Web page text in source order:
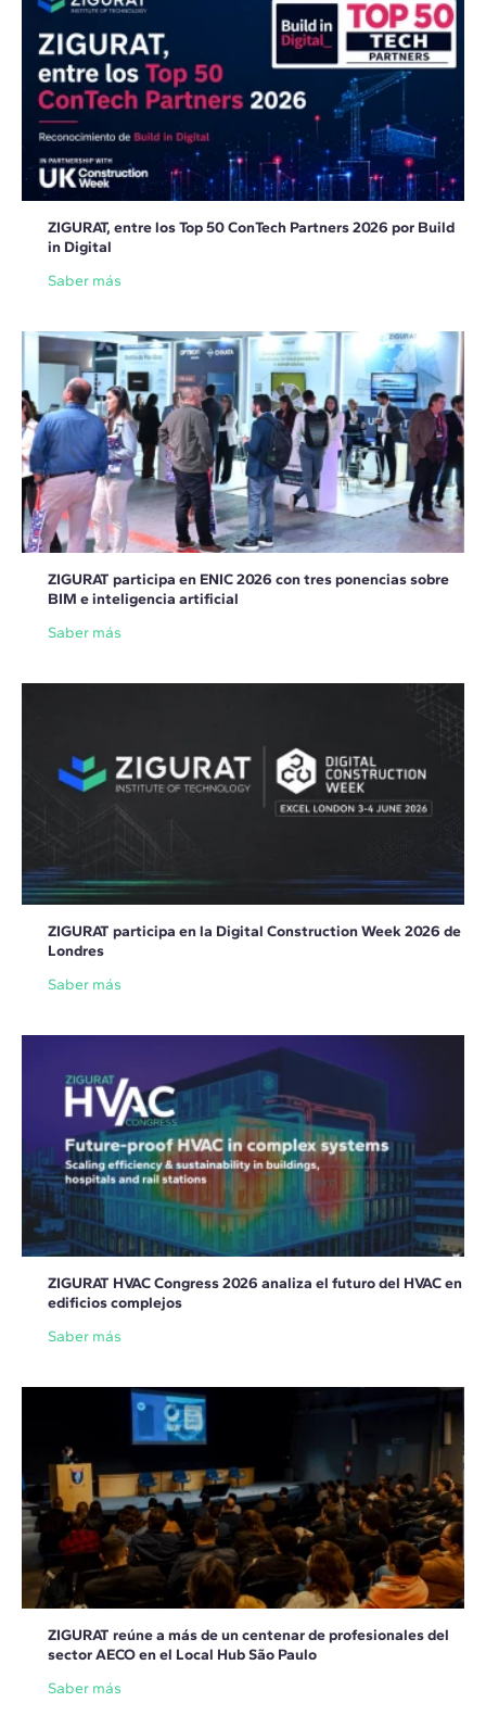
ZIGURAT, entre los Top 50 ConTech Partners 2026 por Build
in Digital
Saber más
ZIGURAT participa en ENIC 2026 con tres ponencias sobre
BIM e inteligencia artificial
Saber más
ZIGURAT participa en la Digital Construction Week 2026 de
Londres
Saber más
ZIGURAT HVAC Congress 2026 analiza el futuro del HVAC en
edificios complejos
Saber más
ZIGURAT reúne a más de un centenar de profesionales del
sector AECO en el Local Hub São Paulo
Saber más